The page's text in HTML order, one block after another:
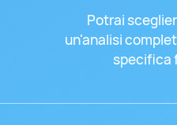
Potrai
un'analisi
specifica